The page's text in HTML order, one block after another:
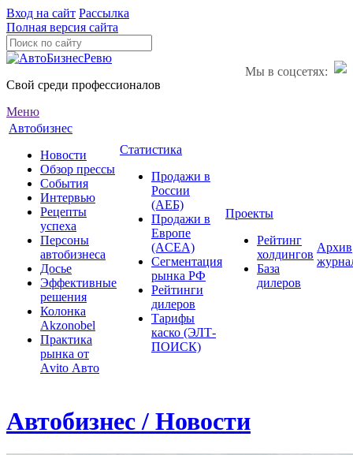
Вход на сайт Рассылка
Полная версия сайта
Мы в соцсетях:
Свой среди профессионалов
Меню
Автобизнес
Новости
Обзор прессы
События
Интервью
Рецепты
успеха
Персоны
автобизнеса
Досье
Эффективные
решения
Колонка
Akzonobel
Практика
рынка от
Аvito Авто
Статистика
Продажи в
России
(АЕБ)
Продажи в
Европе
(ACEA)
Сегментация
рынка РФ
Рейтинги
дилеров
Тарифы
каско (ЭЛТ-
ПОИСК)
Проекты
Рейтинг
холдингов
База
дилеров
Архив
Автобизнес / Новости